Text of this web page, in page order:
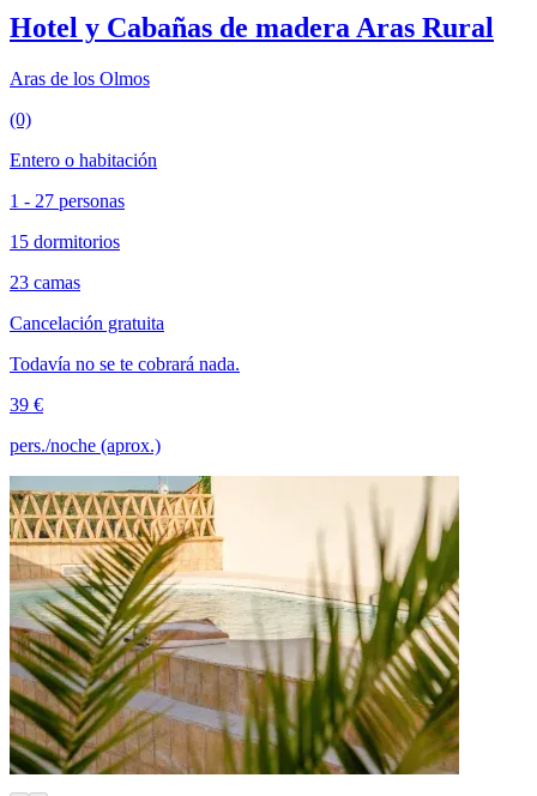
Hotel y Cabañas de madera Aras Rural
Aras de los Olmos
(0)
Entero o habitación
1 - 27 personas
15 dormitorios
23 camas
Cancelación gratuita
Todavía no se te cobrará nada.
39 €
pers./noche (aprox.)